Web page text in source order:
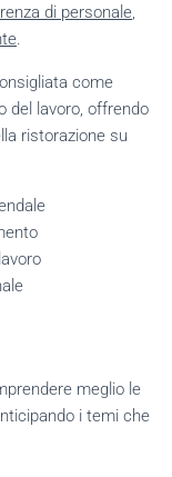
di personale,
.
come
del lavoro, offrendo
ristorazione su
meglio le
i temi che